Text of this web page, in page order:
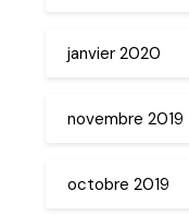
janvier 2020
novembre 2019
octobre 2019